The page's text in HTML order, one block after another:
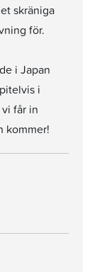
skräniga
för.
i Japan
i
får in
kommer!